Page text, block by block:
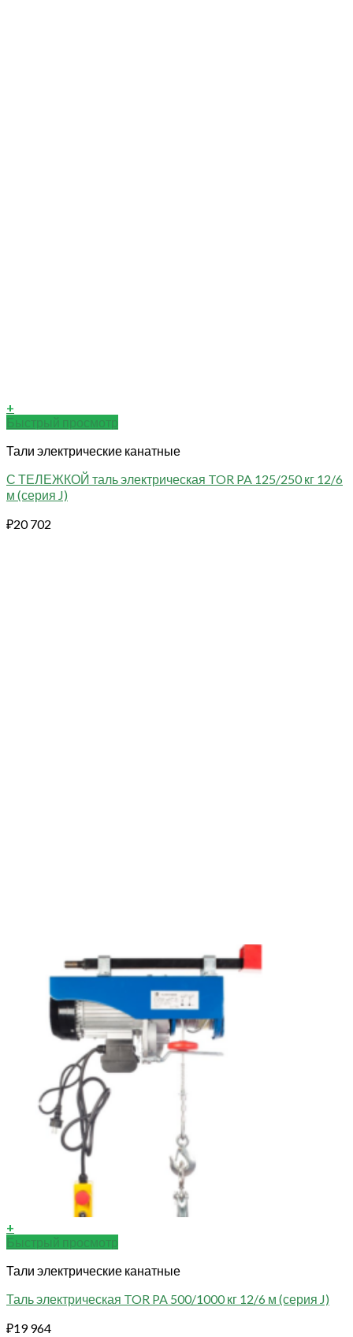
+
Быстрый просмотр
Тали электрические канатные
С ТЕЛЕЖКОЙ таль электрическая TOR PA 125/250 кг 12/6
м (серия J)
₽20 702
+
Быстрый просмотр
Тали электрические канатные
Таль электрическая TOR PA 500/1000 кг 12/6 м (серия J)
₽19 964